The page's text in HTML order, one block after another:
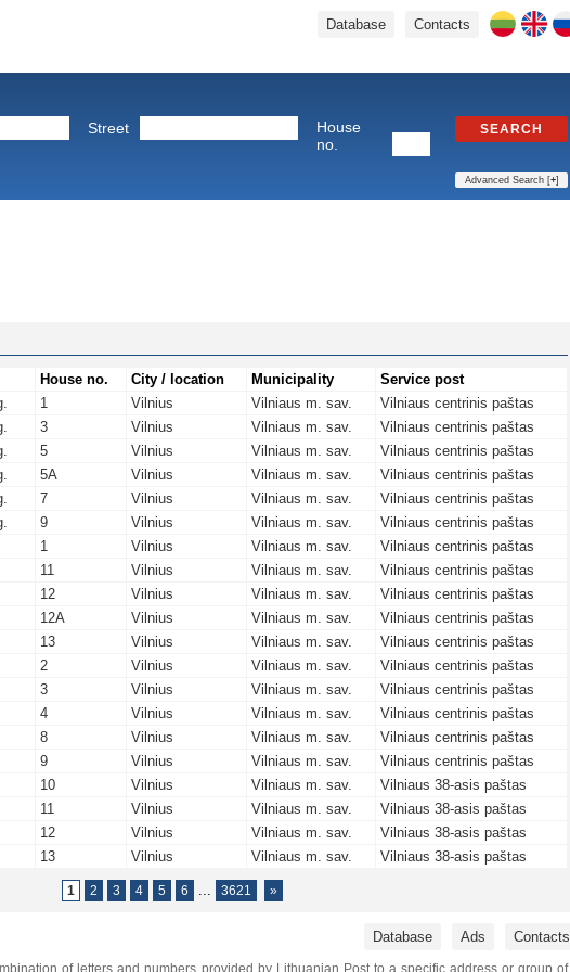
Contacts
Database
Street
House
no.
SEARCH
Advanced Search [+]
House no. City / location Municipality
Service post
1 Vilnius Vilniaus m. sav.
Vilniaus centrinis paštas
3 Vilnius Vilniaus m. sav.
Vilniaus centrinis paštas
5 Vilnius Vilniaus m. sav.
Vilniaus centrinis paštas
5A Vilnius Vilniaus m. sav.
Vilniaus centrinis paštas
7 Vilnius Vilniaus m. sav.
Vilniaus centrinis paštas
9 Vilnius Vilniaus m. sav.
Vilniaus centrinis paštas
1 Vilnius Vilniaus m. sav.
Vilniaus centrinis paštas
11 Vilnius Vilniaus m. sav.
Vilniaus centrinis paštas
12 Vilnius Vilniaus m. sav.
Vilniaus centrinis paštas
12A Vilnius Vilniaus m. sav.
Vilniaus centrinis paštas
13 Vilnius Vilniaus m. sav.
Vilniaus centrinis paštas
2 Vilnius Vilniaus m. sav.
Vilniaus centrinis paštas
3 Vilnius Vilniaus m. sav.
Vilniaus centrinis paštas
4 Vilnius Vilniaus m. sav.
Vilniaus centrinis paštas
8 Vilnius Vilniaus m. sav.
Vilniaus centrinis paštas
9 Vilnius Vilniaus m. sav.
Vilniaus centrinis paštas
10 Vilnius Vilniaus m. sav.
Vilniaus 38-asis paštas
11 Vilnius Vilniaus m. sav.
Vilniaus 38-asis paštas
12 Vilnius Vilniaus m. sav.
Vilniaus 38-asis paštas
13 Vilnius Vilniaus m. sav. Vilniaus 38-asis paštas
1 2 3 4 5 6 3621 »
Database Ads Contacts
of letters and numbers provided by Lithuanian Post to a specific address or group of